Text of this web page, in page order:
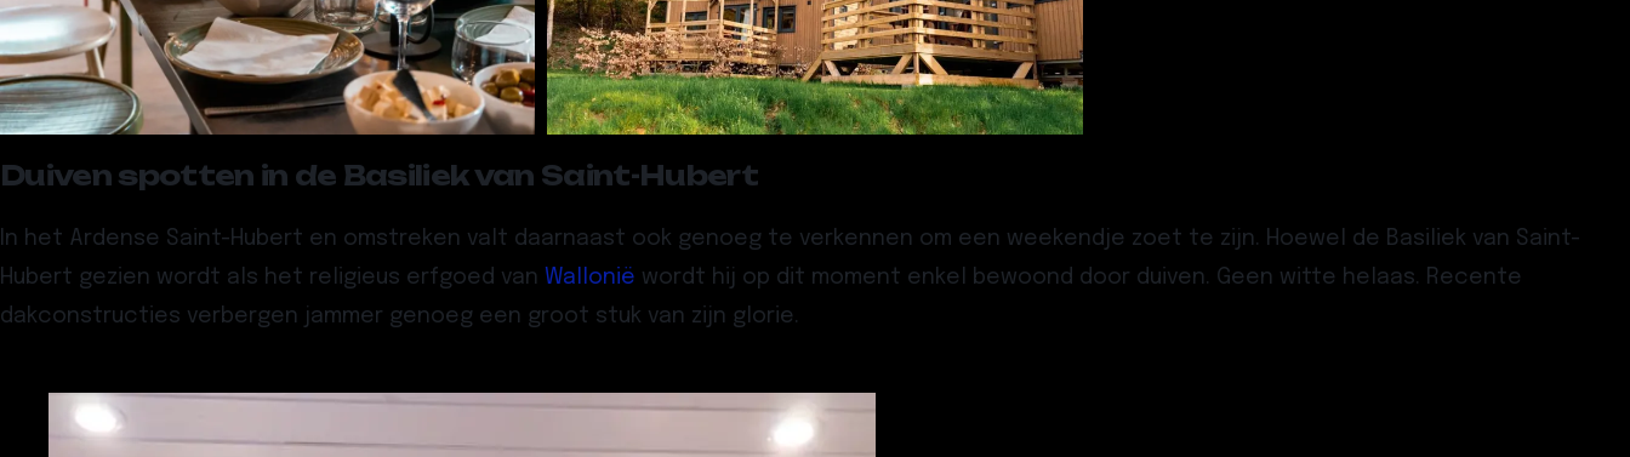
Duiven spotten in de Basiliek van Saint-Hubert
In het Ardense Saint-Hubert en omstreken valt daarnaast ook genoeg te verkennen om een weekendje zoet te zijn. Hoewel de Basiliek van Saint-
Hubert gezien wordt als het religieus erfgoed van Wallonië wordt hij op dit moment enkel bewoond door duiven. Geen witte helaas. Recente
dakconstructies verbergen jammer genoeg een groot stuk van zijn glorie.